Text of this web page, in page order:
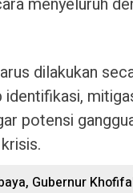
dilakukan
potensi
Gubernur